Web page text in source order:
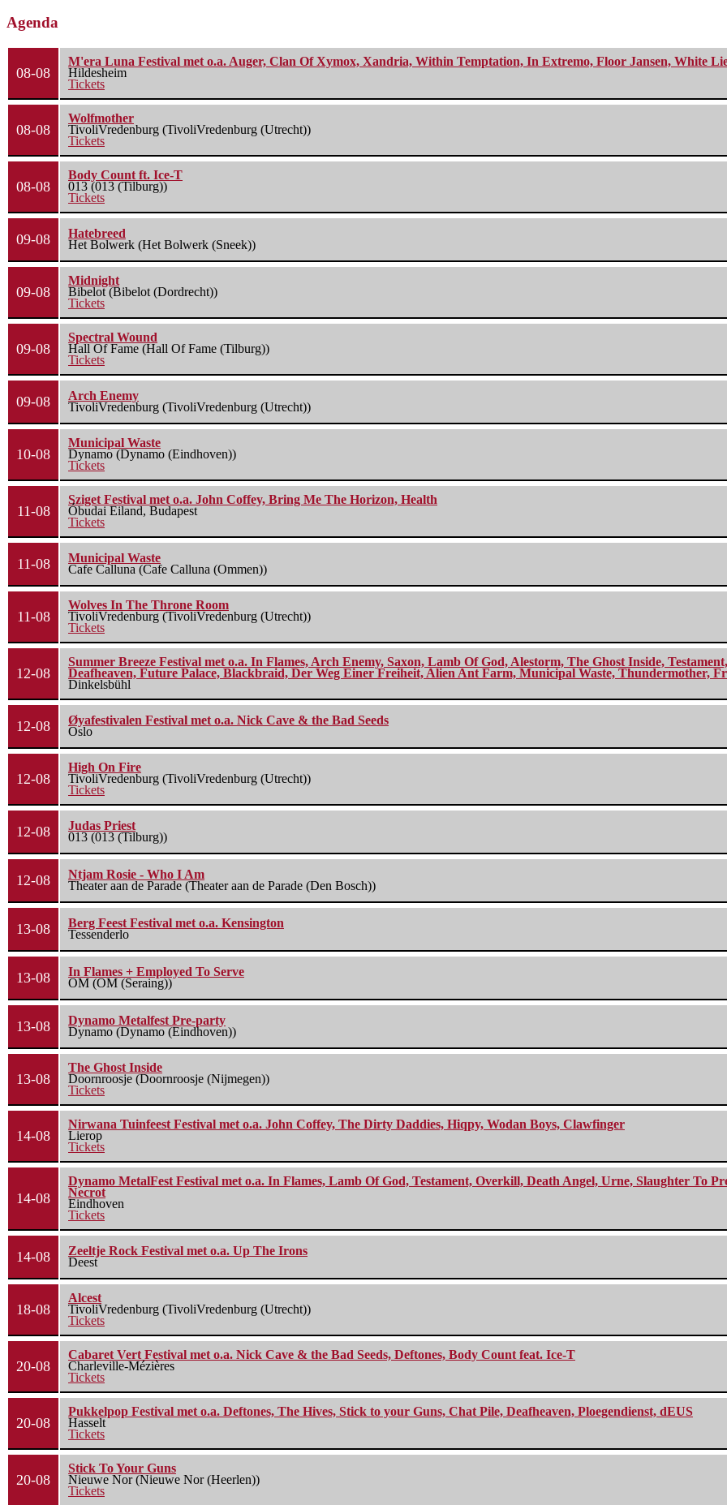
Agenda
08-08
M'era Luna Festival met o.a. Auger, Clan Of Xymox, Xandria, Within Temptation, In Extremo, Floor Jansen, White
Hildesheim
Tickets
08-08
Wolfmother
TivoliVredenburg (TivoliVredenburg (Utrecht))
Tickets
08-08
Body Count ft. Ice-T
013 (013 (Tilburg))
Tickets
09-08
Hatebreed
Het Bolwerk (Het Bolwerk (Sneek))
09-08
Midnight
Bibelot (Bibelot (Dordrecht))
Tickets
09-08
Spectral Wound
Hall Of Fame (Hall Of Fame (Tilburg))
Tickets
09-08
Arch Enemy
TivoliVredenburg (TivoliVredenburg (Utrecht))
10-08
Municipal Waste
Dynamo (Dynamo (Eindhoven))
Tickets
11-08
Sziget Festival met o.a. John Coffey, Bring Me The Horizon, Health
Óbudai Eiland, Budapest
Tickets
11-08
Municipal Waste
Cafe Calluna (Cafe Calluna (Ommen))
11-08
Wolves In The Throne Room
TivoliVredenburg (TivoliVredenburg (Utrecht))
Tickets
12-08
Summer Breeze Festival met o.a. In Flames, Arch Enemy, Saxon, Lamb Of God, Alestorm, The Ghost Inside,
Deafheaven, Future Palace, Blackbraid, Der Weg Einer Freiheit, Alien Ant Farm, Municipal Waste, Thundermother,
Dinkelsbühl
12-08
Øyafestivalen Festival met o.a. Nick Cave & the Bad Seeds
Oslo
12-08
High On Fire
TivoliVredenburg (TivoliVredenburg (Utrecht))
Tickets
12-08
Judas Priest
013 (013 (Tilburg))
12-08
Ntjam Rosie - Who I Am
Theater aan de Parade (Theater aan de Parade (Den Bosch))
13-08
Berg Feest Festival met o.a. Kensington
Tessenderlo
13-08
In Flames + Employed To Serve
OM (OM (Seraing))
13-08
Dynamo Metalfest Pre-party
Dynamo (Dynamo (Eindhoven))
13-08
The Ghost Inside
Doornroosje (Doornroosje (Nijmegen))
Tickets
14-08
Nirwana Tuinfeest Festival met o.a. John Coffey, The Dirty Daddies, Hiqpy, Wodan Boys, Clawfinger
Lierop
Tickets
14-08
Dynamo MetalFest Festival met o.a. In Flames, Lamb Of God, Testament, Overkill, Death Angel, Urne, Slaughter To
Necrot
Eindhoven
Tickets
14-08
Zeeltje Rock Festival met o.a. Up The Irons
Deest
18-08
Alcest
TivoliVredenburg (TivoliVredenburg (Utrecht))
Tickets
20-08
Cabaret Vert Festival met o.a. Nick Cave & the Bad Seeds, Deftones, Body Count feat. Ice-T
Charleville-Mézières
Tickets
20-08
Pukkelpop Festival met o.a. Deftones, The Hives, Stick to your Guns, Chat Pile, Deafheaven, Ploegendienst, dEUS
Hasselt
Tickets
20-08
Stick To Your Guns
Nieuwe Nor (Nieuwe Nor (Heerlen))
Tickets